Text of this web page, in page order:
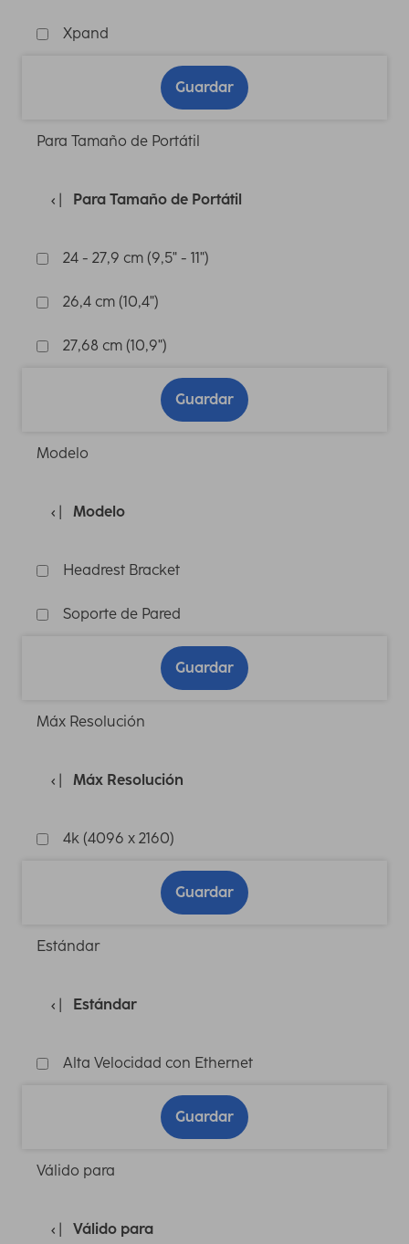
Xpand
Guardar
Para Tamaño de Portátil
Para Tamaño de Portátil
24 - 27,9 cm (9,5" - 11")
26,4 cm (10,4")
27,68 cm (10,9")
Guardar
Modelo
Modelo
Headrest Bracket
Soporte de Pared
Guardar
Máx Resolución
Máx Resolución
4k (4096 x 2160)
Guardar
Estándar
Estándar
Alta Velocidad con Ethernet
Guardar
Válido para
Válido para